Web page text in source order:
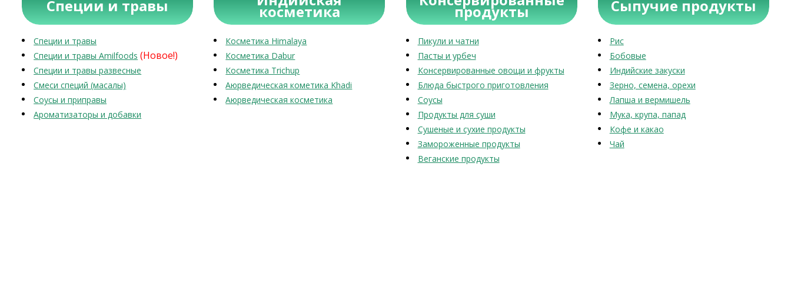
Специи и травы
Специи и травы
Специи и травы Amilfoods (Новое!)
Специи и травы развесные
Смеси специй (масалы)
Соусы и приправы
Ароматизаторы и добавки
косметика
Косметика Himalaya
Косметика Dabur
Косметика Trichup
Аюрведическая кометика Khadi
Аюрведическая косметика
продукты
Пикули и чатни
Пасты и урбеч
Консервированные овощи и фрукты
Блюда быстрого приготовления
Соусы
Продукты для суши
Сушеные и сухие продукты
Замороженные продукты
Веганские продукты
Сыпучие продукты
Рис
Бобовые
Индийские закуски
Зерно, семена, орехи
Лапша и вермишель
Мука, крупа, папад
Кофе и какао
Чай